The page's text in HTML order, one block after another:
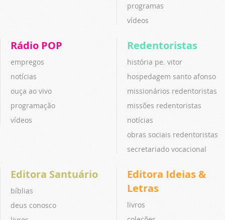
programas
vídeos
Rádio POP
empregos
notícias
ouça ao vivo
programação
vídeos
Redentoristas
história pe. vitor
hospedagem santo afonso
missionários redentoristas
missões redentoristas
notícias
obras sociais redentoristas
secretariado vocacional
Editora Santuário
bíblias
deus conosco
Editora Ideias &
Letras
livros